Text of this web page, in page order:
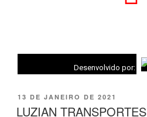
Desenvolvido por:
13 DE JANEIRO DE 2021
LUZIAN TRANSPORTES